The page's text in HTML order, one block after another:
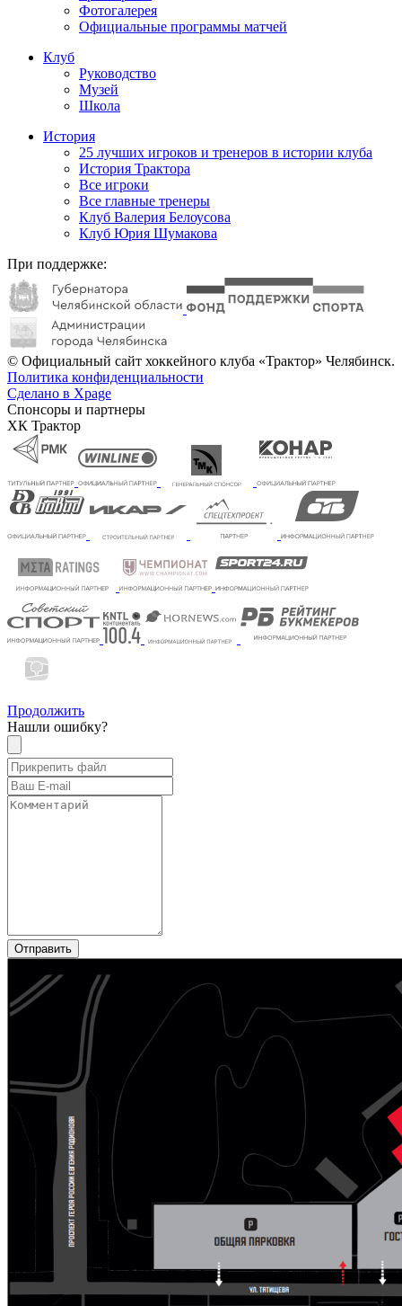
Фотогалерея
Официальные программы матчей
Клуб
Руководство
Музей
Школа
История
25 лучших игроков и тренеров в истории клуба
История Трактора
Все игроки
Все главные тренеры
Клуб Валерия Белоусова
Клуб Юрия Шумакова
При поддержке:
© Официальный сайт хоккейного клуба «Трактор» Челябинск.
Политика конфиденциальности
Сделано в Xpage
Спонсоры и партнеры
ХК Трактор
Продолжить
Нашли ошибку?